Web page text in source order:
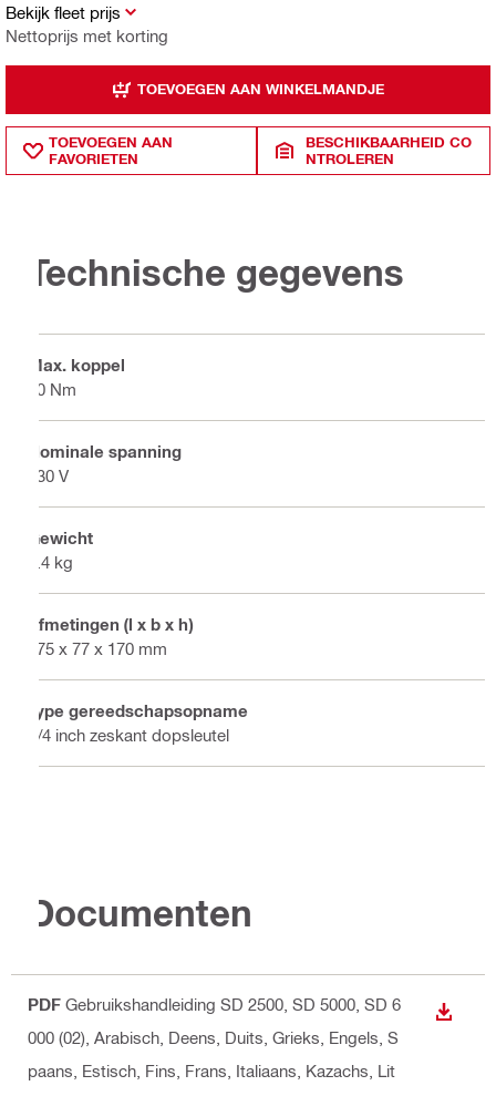
Bekijk fleet prijs
Nettoprijs met korting
TOEVOEGEN AAN WINKELMANDJE
TOEVOEGEN AAN
FAVORIETEN
BESCHIKBAARHEID CO
NTROLEREN
Technische gegevens
Max. koppel
10 Nm
Nominale spanning
230 V
Gewicht
1.4 kg
Afmetingen (l x b x h)
275 x 77 x 170 mm
Type gereedschapsopname
1/4 inch zeskant dopsleutel
Documenten
PDF Gebruikshandleiding SD 2500, SD 5000, SD 6
000 (02) , Arabisch, Deens, Duits, Grieks, Engels, S
paans, Estisch, Fins, Frans, Italiaans, Kazachs, Lit